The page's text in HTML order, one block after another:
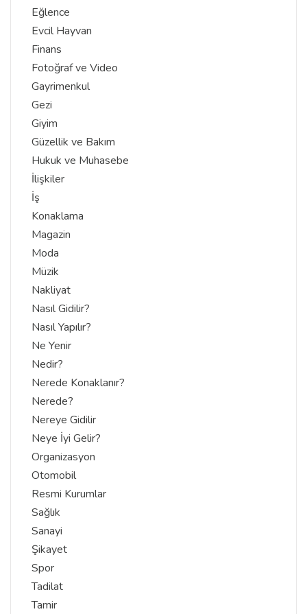
Eğlence
Evcil Hayvan
Finans
Fotoğraf ve Video
Gayrimenkul
Gezi
Giyim
Güzellik ve Bakım
Hukuk ve Muhasebe
İlişkiler
İş
Konaklama
Magazin
Moda
Müzik
Nakliyat
Nasıl Gidilir?
Nasıl Yapılır?
Ne Yenir
Nedir?
Nerede Konaklanır?
Nerede?
Nereye Gidilir
Neye İyi Gelir?
Organizasyon
Otomobil
Resmi Kurumlar
Sağlık
Sanayi
Şikayet
Spor
Tadilat
Tamir